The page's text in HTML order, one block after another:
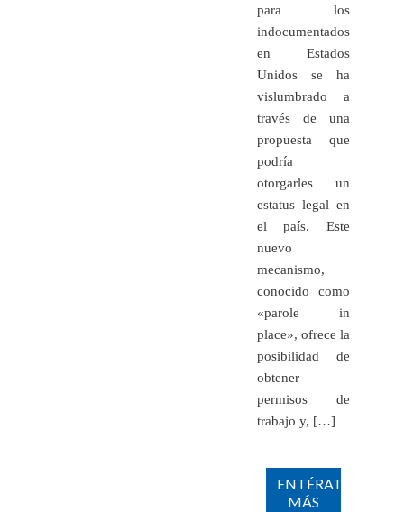
para los
indocumentados
en Estados
Unidos se ha
vislumbrado a
través de una
propuesta que
podría
otorgarles un
estatus legal en
el país. Este
nuevo
mecanismo,
conocido como
«parole in
place», ofrece la
posibilidad de
obtener
permisos de
trabajo y, […]
ENTÉRATE
MÁS